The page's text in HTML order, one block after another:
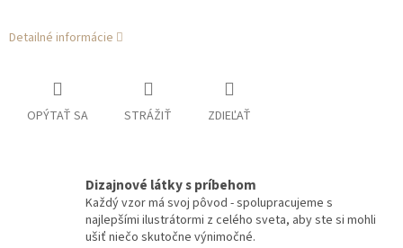
Detailné informácie
OPÝTAŤ SA STRÁŽIŤ ZDIEĽAŤ
Dizajnové látky s príbehom
Každý vzor má svoj pôvod - spolupracujeme s
najlepšími ilustrátormi z celého sveta, aby ste si mohli
ušiť niečo skutočne výnimočné.